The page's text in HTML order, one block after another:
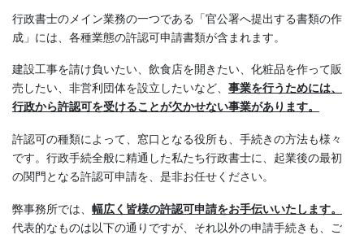
行政書士のメイン業務の一つである「官公署へ提出する書類の作
成」には、各種業態の許認可申請書類が含まれます。
建設工事を請け負いたい、飲食店を開きたい、化粧品を作って販
売したい、非営利団体を設立したいなど、 事業を行うためには、
行政から許認可を受けることが欠かせない事業があります。
許認可の種類によって、窓口となる役所も、手続きの方法も様々
です。行政手続全般に精通した私たち行政書士に、起業後の最初
の関門となる許認可申請を、是非お任せください。
弊事務所では、 幅広く皆様の許認可申請をお手伝いいたします。
代表的なものは以下の通りですが、それ以外の申請手続きも、ご